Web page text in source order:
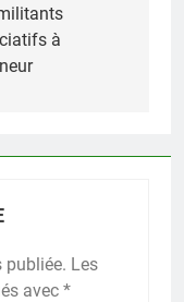
à
publiée. Les
avec *